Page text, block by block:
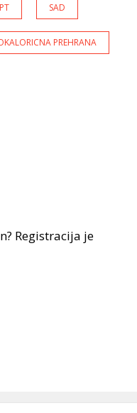
SAD
PREHRANA
Registracija je